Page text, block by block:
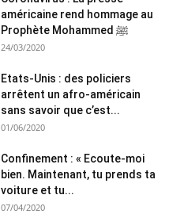
américaine rend hommage au
Prophète Mohammed ﷺ
24/03/2020
Etats-Unis : des policiers
arrêtent un afro-américain
sans savoir que c’est...
01/06/2020
Confinement : « Ecoute-moi
bien. Maintenant, tu prends ta
voiture et tu...
07/04/2020